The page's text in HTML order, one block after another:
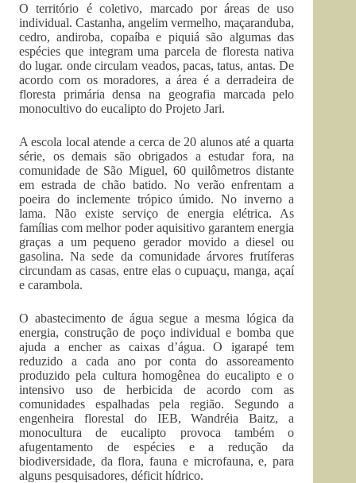
O território é coletivo, marcado por áreas de uso
individual. Castanha, angelim vermelho, maçaranduba,
cedro, andiroba, copaíba e piquiá são algumas das
espécies que integram uma parcela de floresta nativa
do lugar. onde circulam veados, pacas, tatus, antas. De
acordo com os moradores, a área é a derradeira de
floresta primária densa na geografia marcada pelo
monocultivo do eucalipto do Projeto Jari.
A escola local atende a cerca de 20 alunos até a quarta
série, os demais são obrigados a estudar fora, na
comunidade de São Miguel, 60 quilômetros distante
em estrada de chão batido. No verão enfrentam a
poeira do inclemente trópico úmido. No inverno a
lama. Não existe serviço de energia elétrica. As
famílias com melhor poder aquisitivo garantem energia
graças a um pequeno gerador movido a diesel ou
gasolina. Na sede da comunidade árvores frutíferas
circundam as casas, entre elas o cupuaçu, manga, açaí
e carambola.
O abastecimento de água segue a mesma lógica da
energia, construção de poço individual e bomba que
ajuda a encher as caixas d’água. O igarapé tem
reduzido a cada ano por conta do assoreamento
produzido pela cultura homogênea do eucalipto e o
intensivo uso de herbicida de acordo com as
comunidades espalhadas pela região. Segundo a
engenheira florestal do IEB, Wandréia Baitz, a
monocultura de eucalipto provoca também o
afugentamento de espécies e a redução da
biodiversidade, da flora, fauna e microfauna, e, para
alguns pesquisadores, déficit hídrico.